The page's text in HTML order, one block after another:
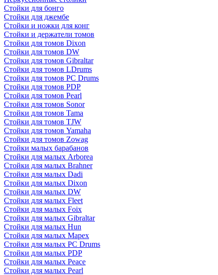
Стойки для бонго
Стойки для джембе
Стойки и ножки для конг
Стойки и держатели томов
Стойки для томов Dixon
Стойки для томов DW
Стойки для томов Gibraltar
Стойки для томов LDrums
Стойки для томов PC Drums
Стойки для томов PDP
Стойки для томов Pearl
Стойки для томов Sonor
Стойки для томов Tama
Стойки для томов TJW
Стойки для томов Yamaha
Стойки для томов Zowag
Стойки малых барабанов
Стойки для малых Arborea
Стойки для малых Brahner
Стойки для малых Dadi
Стойки для малых Dixon
Стойки для малых DW
Стойки для малых Fleet
Стойки для малых Foix
Стойки для малых Gibraltar
Стойки для малых Hun
Стойки для малых Mapex
Стойки для малых PC Drums
Стойки для малых PDP
Стойки для малых Peace
Стойки для малых Pearl